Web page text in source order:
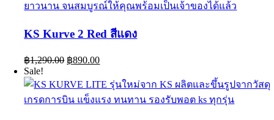
KS Kurve 2 Red สีแดง
฿1,290.00 Original
was:
฿1,290.00.
฿890.00Current
is:
฿890.00.
Sale!